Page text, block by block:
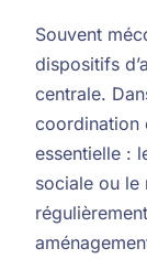
Souvent
dispositifs
centrale.
coordination
essentielle :
sociale ou le